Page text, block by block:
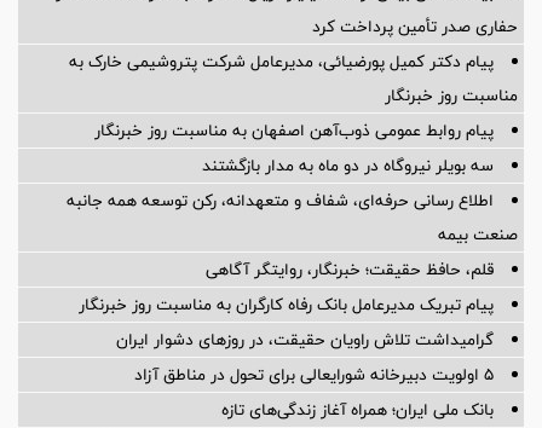
حفاری صدر تأمین پرداخت کرد
پیام دکتر کمیل پورضیائی، مدیرعامل شرکت پتروشیمی خارک به
مناسبت روز خبرنگار
پیام روابط عمومی ذوب‌آهن اصفهان به مناسبت روز خبرنگار
سه بویلر نیروگاه در دو ماه به مدار بازگشتند
اطلاع رسانی حرفه‌ای، شفاف و متعهدانه، رکن توسعه همه جانبه
صنعت بیمه
قلم، حافظ حقیقت؛ خبرنگار، روایتگر آگاهی
پیام تبریک مدیرعامل بانک رفاه کارگران به مناسبت روز خبرنگار
گرامیداشت تلاش راویان حقیقت، در روزهای دشوار ایران
5 اولویت دبیرخانه شورایعالی برای تحول در مناطق آزاد
بانک ملی ایران؛ همراه آغاز زندگی‌های تازه